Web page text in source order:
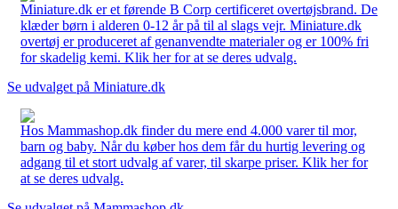
Miniature.dk er et førende B Corp certificeret overtøjsbrand. De
klæder børn i alderen 0-12 år på til al slags vejr. Miniature.dk
overtøj er produceret af genanvendte materialer og er 100% fri
for skadelig kemi. Klik her for at se deres udvalg.
Se udvalget på Miniature.dk
Hos Mammashop.dk finder du mere end 4.000 varer til mor,
barn og baby. Når du køber hos dem får du hurtig levering og
adgang til et stort udvalg af varer, til skarpe priser. Klik her for
at se deres udvalg.